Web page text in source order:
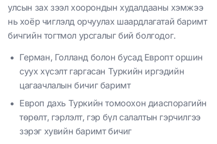
улсын зах зээл хоорондын худалдааны хэмжээ
нь хоёр чиглэлд орчуулах шаардлагатай баримт
бичгийн тогтмол урсгалыг бий болгодог.
Герман, Голланд болон бусад Европт оршин
суух хүсэлт гаргасан Туркийн иргэдийн
цагаачлалын бичиг баримт
Европ дахь Туркийн томоохон диаспорагийн
төрөлт, гэрлэлт, гэр бүл салалтын гэрчилгээ
зэрэг хувийн баримт бичиг